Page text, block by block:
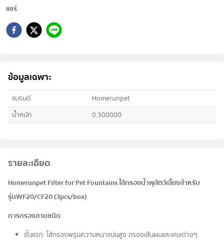
แชร์
ข้อมูลเฉพาะ
แบรนด์
Homerunpet
น้ำหนัก
0.300000
รายละเอียด
Homerunpet Filter for Pet Fountains ไส้กรองน้ำพุสัตว์เลี้ยงสำหรับ
รุ่นWF20/CF20 (3pcs/box)
การกรองสามชนิด
ชั้นแรก: ไส้กรองพรุนความหนาแน่นสูง กรองเส้นผมและเศษต่างๆ